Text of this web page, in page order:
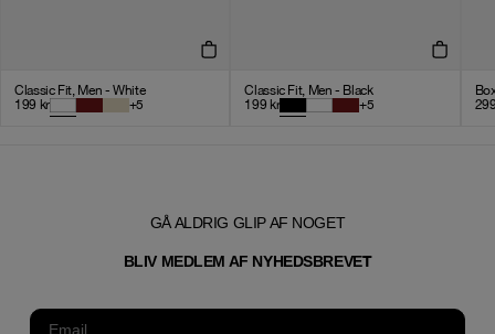
Classic Fit, Men - White
199 kr +5
Classic Fit, Men - Black
199 kr +5
GÅ ALDRIG GLIP AF NOGET
BLIV MEDLEM AF NYHEDSBREVET